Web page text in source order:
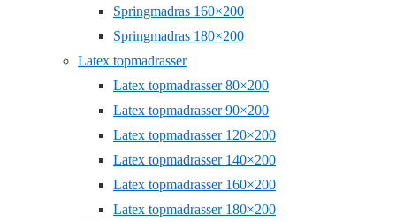
Springmadras 160×200
Springmadras 180×200
Latex topmadrasser
Latex topmadrasser 80×200
Latex topmadrasser 90×200
Latex topmadrasser 120×200
Latex topmadrasser 140×200
Latex topmadrasser 160×200
Latex topmadrasser 180×200